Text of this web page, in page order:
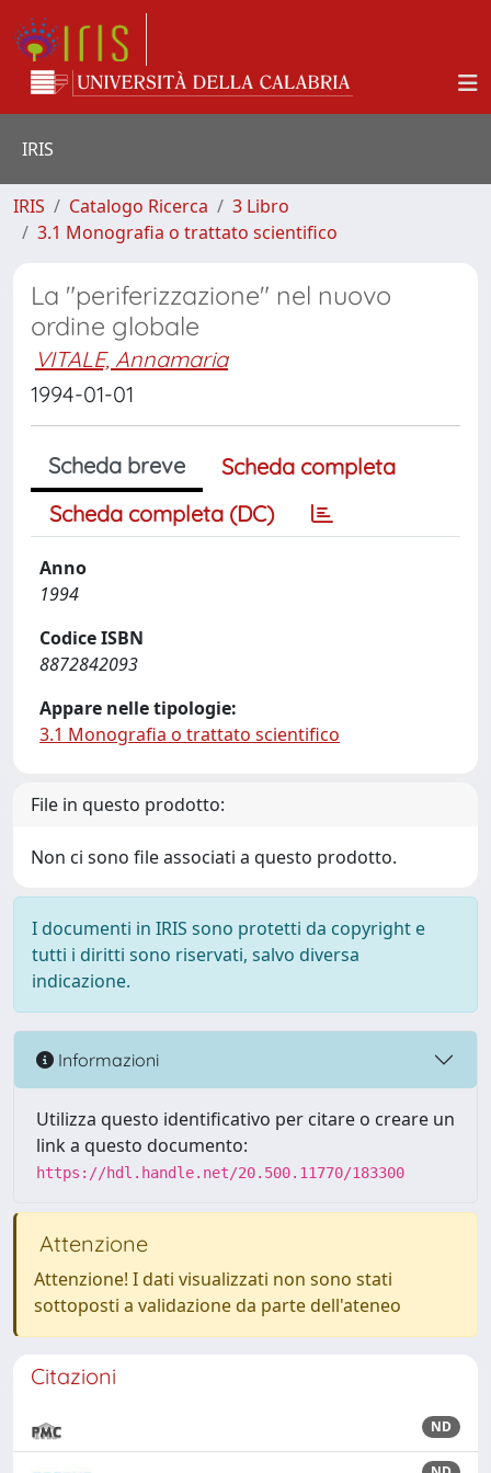
IRIS
IRIS Catalogo Ricerca
3 Libro
3.1 Monografia o trattato scientifico
La "periferizzazione" nel nuovo
ordine globale
VITALE, Annamaria
1994-01-01
Scheda breve
Scheda completa
Scheda completa (DC)
Anno
1994
Codice ISBN
8872842093
Appare nelle tipologie:
3.1 Monografia o trattato scientifico
File in questo prodotto:
Non ci sono file associati a questo prodotto.
I documenti in IRIS sono protetti da copyright e
tutti i diritti sono riservati, salvo diversa
indicazione.
Informazioni
Utilizza questo identificativo per citare o creare un
link a questo documento:
https://hdl.handle.net/20.500.11770/183300
Attenzione
Attenzione! I dati visualizzati non sono stati
sottoposti a validazione da parte dell'ateneo
Citazioni
ND